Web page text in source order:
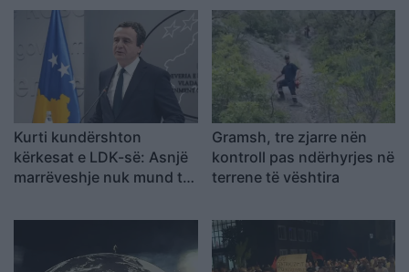
Kurti kundërshton
kërkesat e LDK-së: Asnjë
marrëveshje nuk mund të
Gramsh, tre zjarre nën
kontroll pas ndërhyrjes në
terrene të vështira